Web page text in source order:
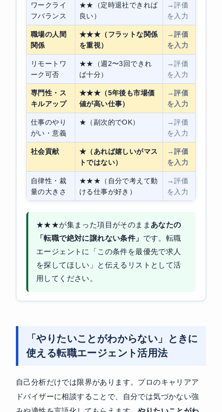
ワークライ
フバランス
★★（定時退社できれば
良い）
→評価
を入力
職場の人間
関係
★★★（フラットな関係
を重視）
→評価
を入力
リモートワ
ーク可否
★★（週2〜3回できれ
ば十分）
→評価
を入力
専門性・ス
キルアップ
★★★（5年後も市場価
値が高い仕事）
→評価
を入力
仕事のやり
がい・意義
★（副次的でOK）
→評価
を入力
社会貢献
★（あれば嬉しいがマス
トではない）
→評価
を入力
自律性・裁
量の大きさ
★★★（自分で考えて動
ける仕事が好き）
→評価
を入力
★★★が集まった項目がそのまま あなたの
「転職で絶対に譲れない条件」 です。転職
エージェントに「この条件を最優先で求人
を探してほしい」と伝えるリストとして活
用してください。
「やりたいことがわからない」ときに
使える転職エージェント活用法
自己分析だけでは限界があります。プロのキャリアア
ドバイザーに相談することで、自分では気づかない強